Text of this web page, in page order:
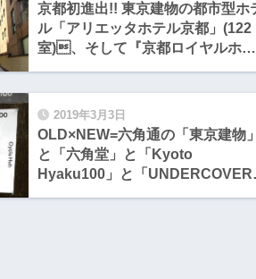
京都初進出!! 東京建物の都市型ホテ
ル「アリエッタホテル京都」(122
室)、そして『京都ロイヤルホテ
2019年3月3日
OLD×NEW=六角通の「東京建物」
と「六角堂」と「Kyoto
Hyaku100」と「UNDERCOVER